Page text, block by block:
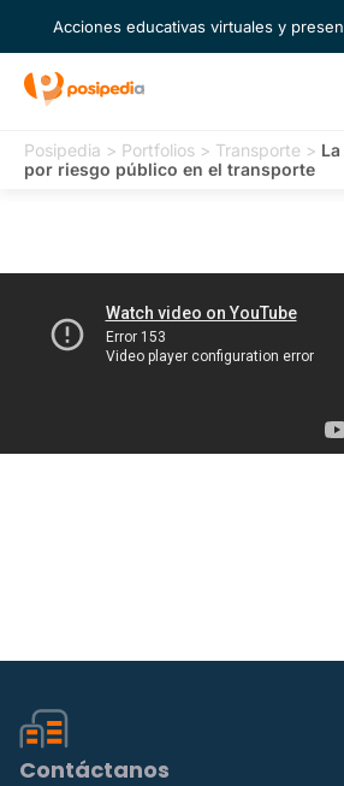
Acciones educativas virtuales y
Posipedia > Portfolios > Transporte >
por riesgo público en el transporte
Contáctanos